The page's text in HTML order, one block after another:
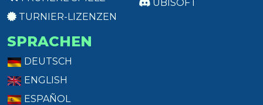
TURNIER-LIZENZEN
UBISOFT
SPRACHEN
DEUTSCH
ENGLISH
ESPAÑOL